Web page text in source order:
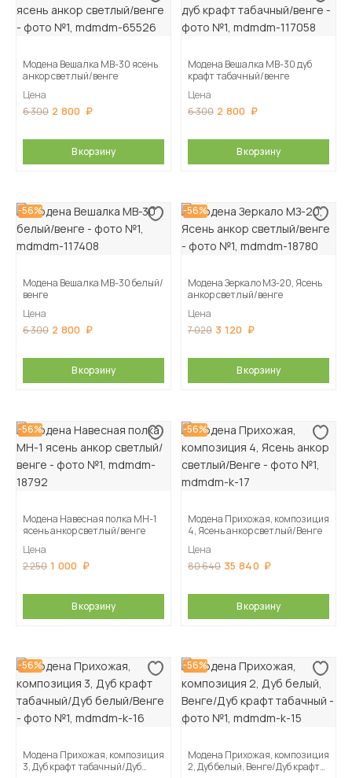
Модена Вешалка МВ-30 ясень
анкор светлый/венге
Цена
6 300 2 800
В корзину
Модена Вешалка МВ-30 дуб
крафт табачный/венге
Цена
6 300 2 800
В корзину
-56%
Модена Вешалка МВ-30 белый/
венге
Цена
6 300 2 800
В корзину
-56%
Модена Зеркало МЗ-20, Ясень
анкор светлый/венге
Цена
7 020 3 120
В корзину
-56%
Модена Навесная полка МН-1
ясень анкор светлый/венге
Цена
2 250 1 000
В корзину
-56%
Модена Прихожая, композиция
4, Ясень анкор светлый/Венге
Цена
80 640 35 840
В корзину
-56%
Модена Прихожая, композиция
3, Дуб крафт табачный/Дуб
-56%
Модена Прихожая, композиция
2, Дуб белый, Венге/Дуб крафт